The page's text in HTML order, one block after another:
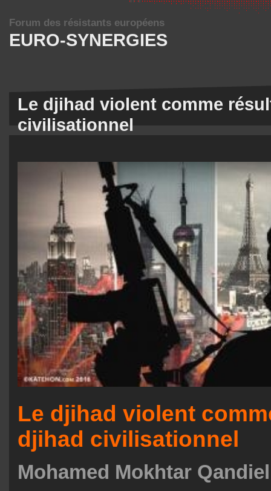
EURO-SYNERGIES
Forum des résistants européens
Le djihad violent comme
civilisationnel
Le djihad violent
djihad civilisationnel
Mohamed Mokhtar Qandiel